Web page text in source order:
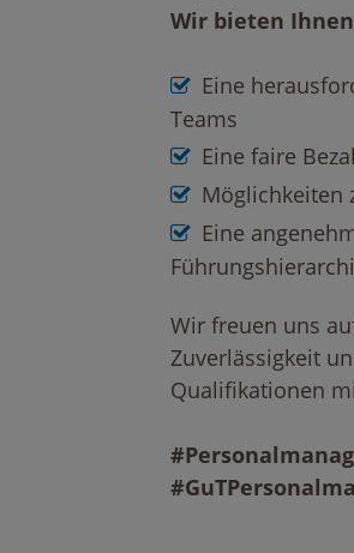
Wir bieten Ihnen
Eine
Teams
Eine faire
Möglichkeiten
Eine
Wir freuen uns
Zuverlässigkeit
Qualifikationen